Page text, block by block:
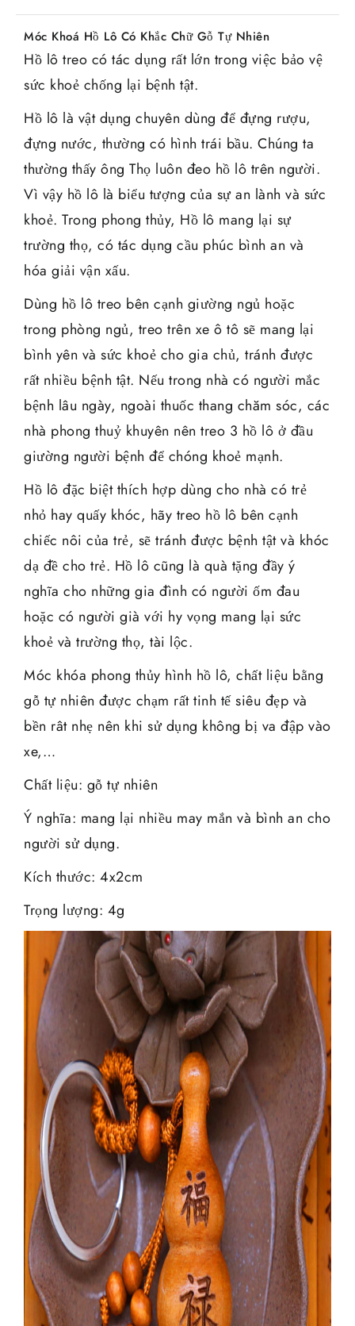
Móc Khoá Hồ Lô Có Khắc Chữ Gỗ Tự Nhiên
Hồ lô treo có tác dụng rất lớn trong việc bảo vệ
sức khoẻ chống lại bệnh tật.
Hồ lô là vật dụng chuyên dùng để đựng rượu,
đựng nước, thường có hình trái bầu. Chúng ta
thường thấy ông Thọ luôn đeo hồ lô trên người.
Vì vậy hồ lô là biểu tượng của sự an lành và sức
khoẻ. Trong phong thủy, Hồ lô mang lại sự
trường thọ, có tác dụng cầu phúc bình an và
hóa giải vận xấu.
Dùng hồ lô treo bên cạnh giường ngủ hoặc
trong phòng ngủ, treo trên xe ô tô sẽ mang lại
bình yên và sức khoẻ cho gia chủ, tránh được
rất nhiều bệnh tật. Nếu trong nhà có người mắc
bệnh lâu ngày, ngoài thuốc thang chăm sóc, các
nhà phong thuỷ khuyên nên treo 3 hồ lô ở đầu
giường người bệnh để chóng khoẻ mạnh.
Hồ lô đặc biệt thích hợp dùng cho nhà có trẻ
nhỏ hay quấy khóc, hãy treo hồ lô bên cạnh
chiếc nôi của trẻ, sẽ tránh được bệnh tật và khóc
dạ đề cho trẻ. Hồ lô cũng là quà tặng đầy ý
nghĩa cho những gia đình có người ốm đau
hoặc có người già với hy vọng mang lại sức
khoẻ và trường thọ, tài lộc.
Móc khóa phong thủy hình hồ lô, chất liệu bằng
gỗ tự nhiên được chạm rất tinh tế siêu đẹp và
bền rât nhẹ nên khi sử dụng không bị va đập vào
xe,…
Chất liệu: gỗ tự nhiên
Ý nghĩa: mang lại nhiều may mắn và bình an cho
người sử dụng.
Kích thước: 4x2cm
Trọng lượng: 4g